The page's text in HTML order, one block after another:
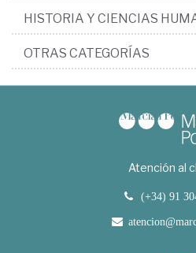
HISTORIA Y CIENCIAS
OTRAS CATEGORÍAS
Atención al
(+34) 91